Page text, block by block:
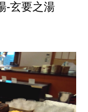
-玄要之湯